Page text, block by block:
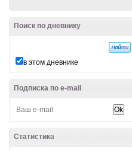
Поиск по дневнику
в этом дневнике
Подписка по e-mail
Статистика